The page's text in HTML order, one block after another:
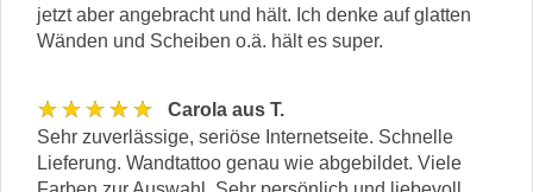
jetzt aber angebracht und hält. Ich denke auf glatten
Wänden und Scheiben o.ä. hält es super.
★★★★★
Carola aus T.
Sehr zuverlässige, seriöse Internetseite. Schnelle
Lieferung. Wandtattoo genau wie abgebildet. Viele